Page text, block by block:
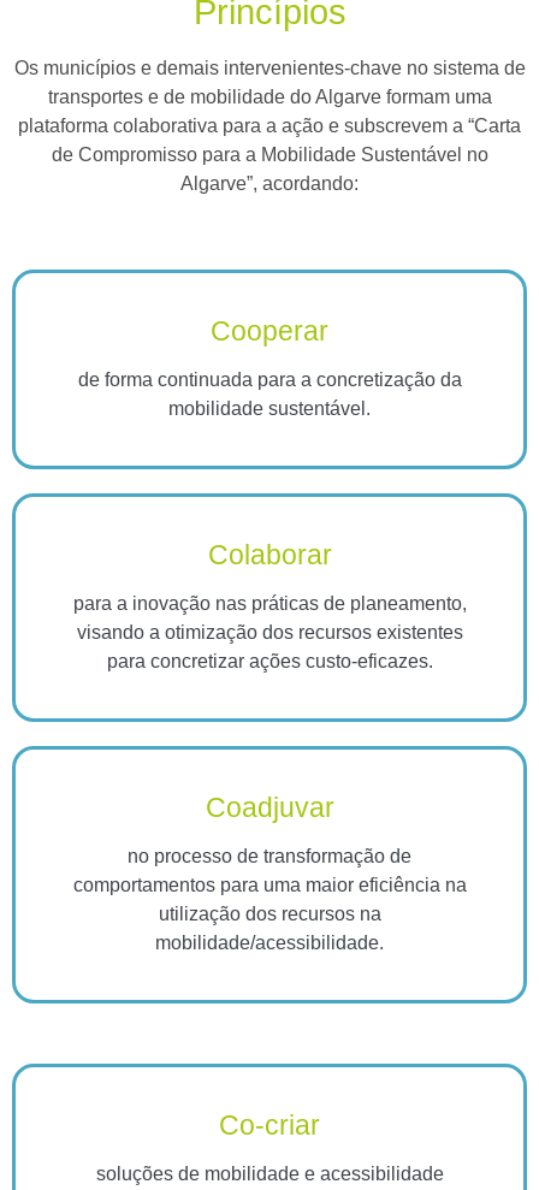
Princípios
Os municípios e demais intervenientes-chave no sistema de
transportes e de mobilidade do Algarve formam uma
plataforma colaborativa para a ação e subscrevem a “Carta
de Compromisso para a Mobilidade Sustentável no
Algarve”, acordando:
Cooperar
de forma continuada para a concretização da
mobilidade sustentável.
Colaborar
para a inovação nas práticas de planeamento,
visando a otimização dos recursos existentes
para concretizar ações custo-eficazes.
Coadjuvar
no processo de transformação de
comportamentos para uma maior eficiência na
utilização dos recursos na
mobilidade/acessibilidade.
Co-criar
soluções de mobilidade e acessibilidade